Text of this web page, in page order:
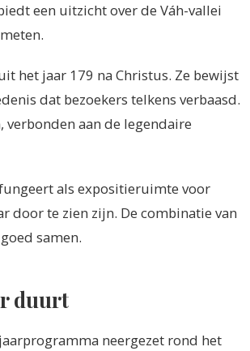
een uitzicht over de Váh-vallei
het jaar 179 na Christus. Ze bewijst
dat bezoekers telkens verbaasd.
aan de legendaire
als expositieruimte voor
door te zien zijn. De combinatie van
samen.
duurt
neergezet rond het